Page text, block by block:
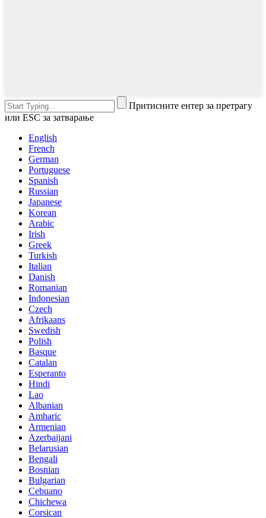
Притисните ентер за претрагу
или ESC за затварање
English
French
German
Portuguese
Spanish
Russian
Japanese
Korean
Arabic
Irish
Greek
Turkish
Italian
Danish
Romanian
Indonesian
Czech
Afrikaans
Swedish
Polish
Basque
Catalan
Esperanto
Hindi
Lao
Albanian
Amharic
Armenian
Azerbaijani
Belarusian
Bengali
Bosnian
Bulgarian
Cebuano
Chichewa
Corsican